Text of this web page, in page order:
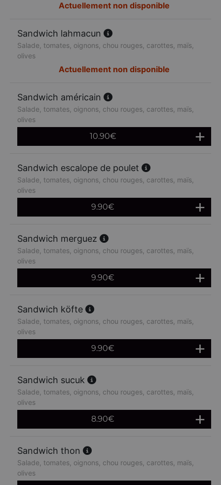
Actuellement non disponible
Sandwich lahmacun
Salade, tomates, oignons, chou rouges, carottes, maïs,
olives
Actuellement non disponible
Sandwich américain
Salade, tomates, oignons, chou rouges, carottes, maïs,
olives
10.90€
Sandwich escalope de poulet
Salade, tomates, oignons, chou rouges, carottes, maïs,
olives
9.90€
Sandwich merguez
Salade, tomates, oignons, chou rouges, carottes, maïs,
olives
9.90€
Sandwich köfte
Salade, tomates, oignons, chou rouges, carottes, maïs,
olives
9.90€
Sandwich sucuk
Salade, tomates, oignons, chou rouges, carottes, maïs,
olives
8.90€
Sandwich thon
Salade, tomates, oignons, chou rouges, carottes, maïs,
olives